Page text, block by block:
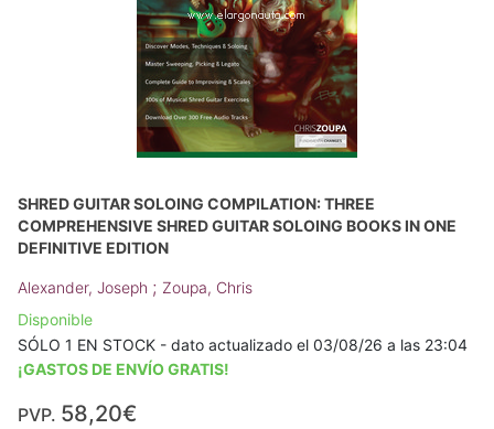
SHRED GUITAR SOLOING COMPILATION: THREE
COMPREHENSIVE SHRED GUITAR SOLOING BOOKS IN ONE
DEFINITIVE EDITION
Alexander, Joseph ; Zoupa, Chris
Disponible
SÓLO 1 EN STOCK - dato actualizado el 03/08/26 a las 23:04
¡GASTOS DE ENVÍO GRATIS!
PVP. 58,20€